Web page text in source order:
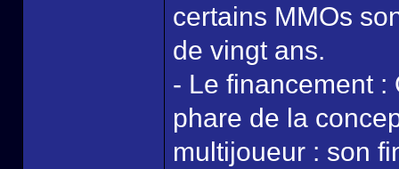
certains MMOs
de vingt ans.
- Le financement :
phare de la
multijoueur : son